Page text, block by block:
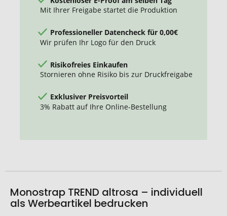
Mit Ihrer Freigabe startet die Produktion
Professioneller Datencheck für 0,00€
Wir prüfen Ihr Logo für den Druck
Risikofreies Einkaufen
Stornieren ohne Risiko bis zur Druckfreigabe
Exklusiver Preisvorteil
3% Rabatt auf Ihre Online-Bestellung
Monostrap TREND altrosa – individuell
als Werbeartikel bedrucken